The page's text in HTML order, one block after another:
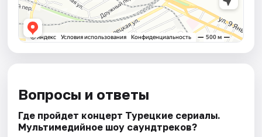
Вопросы и ответы
Где пройдет концерт Турецкие сериалы.
Мультимедийное шоу саундтреков?